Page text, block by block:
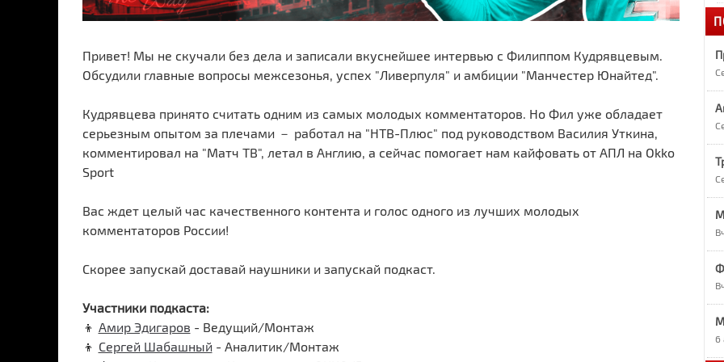
Привет! Мы не скучали без дела и записали вкуснейшее интервью с Филиппом Кудрявцевым.
Обсудили главные вопросы межсезонья, успех "Ливерпуля" и амбиции "Манчестер Юнайтед".
Кудрявцева принято считать одним из самых молодых комментаторов. Но Фил уже обладает
серьезным опытом за плечами － работал на "НТВ-Плюс" под руководством Василия Уткина,
комментировал на "Матч ТВ", летал в Англию, а сейчас помогает нам кайфовать от АПЛ на Okko
Sport
Вас ждет целый час качественного контента и голос одного из лучших молодых
комментаторов России!
Скорее запускай доставай наушники и запускай подкаст.
Участники подкаста:
👦 Амир Эдигаров - Ведущий/Монтаж
👦 Сергей Шабашный - Аналитик/Монтаж
9
6